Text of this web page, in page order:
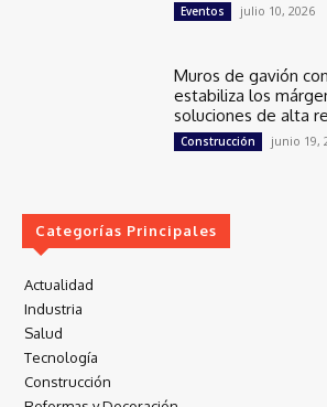
Eventos julio 10, 2026
Muros de gavión
estabiliza los
soluciones de alta
Construcción junio 19,
Categorías Principales
Actualidad
Industria
Salud
Tecnología
Construcción